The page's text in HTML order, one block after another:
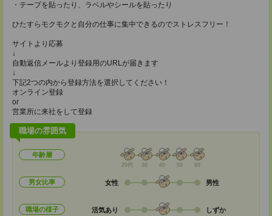
・テープを貼ったり、ラベルやシールを貼ったり
ひたすらモクモクと自分の仕事に集中できるのでストレスフリー！
サイトより応募
↓
自動返信メールより登録用のURLが届きます
↓
下記2つの内から登録方法を選択してください！
オンライン登録
or
営業所に来社をして登録
職場の雰囲気
年齢層
20代 30 40 50 60
男女比率 女性 男性
職場の様子 活気あり しずか